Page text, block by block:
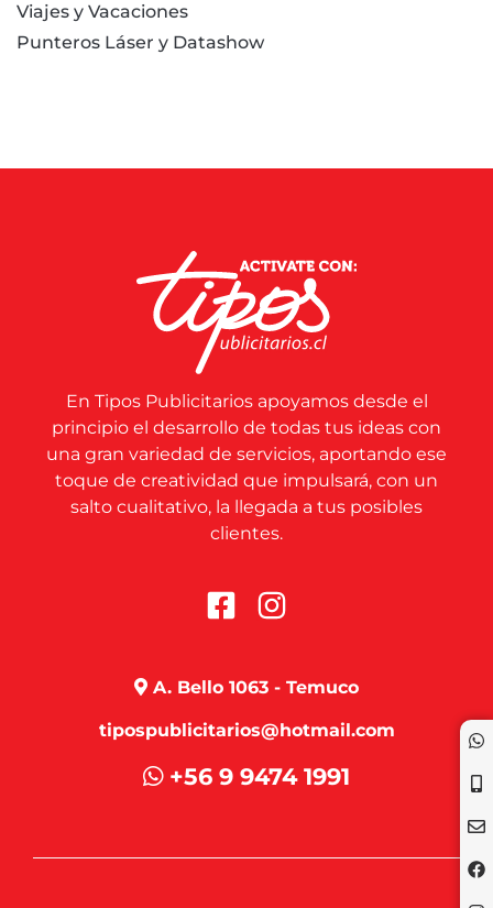
Viajes y Vacaciones
Punteros Láser y Datashow
En Tipos Publicitarios apoyamos desde el
principio el desarrollo de todas tus ideas con
una gran variedad de servicios, aportando ese
toque de creatividad que impulsará, con un
salto cualitativo, la llegada a tus posibles
clientes.
A. Bello 1063 - Temuco
tipospublicitarios@hotmail.com
+56 9 9474 1991